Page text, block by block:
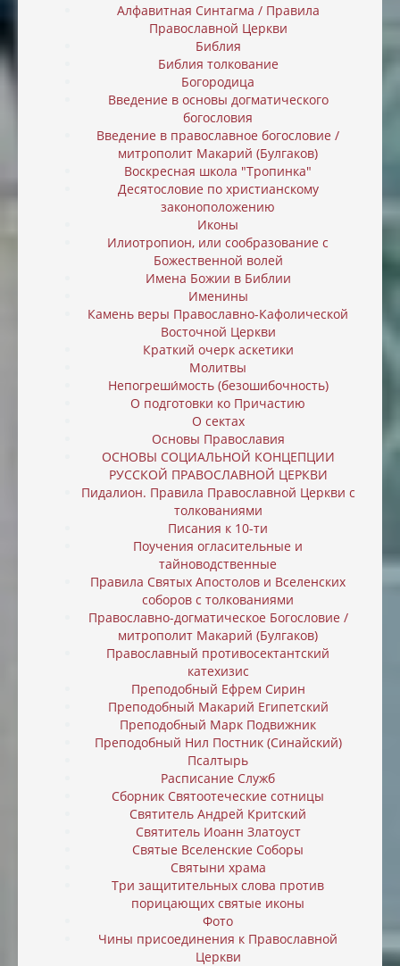
Алфавитная Синтагма / Правила
Православной Церкви
Библия
Библия толкование
Богородица
Введение в основы догматического
богословия
Введение в православное богословие /
митрополит Макарий (Булгаков)
Воскресная школа "Тропинка"
Десятословие по христианскому
законоположению
Иконы
Илиотропион, или cообразование с
Божественной волей
Имена Божии в Библии
Именины
Камень веры Православно-Кафолической
Восточной Церкви
Краткий очерк аскетики
Молитвы
Непогреши́мость (безошибочность)
О подготовки ко Причастию
О сектах
Основы Православия
ОСНОВЫ СОЦИАЛЬНОЙ КОНЦЕПЦИИ
РУССКОЙ ПРАВОСЛАВНОЙ ЦЕРКВИ
Пидалион. Правила Православной Церкви с
толкованиями
Писания к 10-ти
Поучения огласительные и
тайноводственные
Правила Святых Апостолов и Вселенских
соборов с толкованиями
Православно-догматическое Богословие /
митрополит Макарий (Булгаков)
Православный противосектантский
катехизис
Преподобный Ефрем Сирин
Преподобный Макарий Египетский
Преподобный Марк Подвижник
Преподобный Нил Постник (Синайский)
Псалтырь
Расписание Служб
Сборник Святоотеческие сотницы
Святитель Андрей Критский
Святитель Иоанн Златоуст
Святые Вселенские Соборы
Святыни храма
Три защитительных слова против
порицающих святые иконы
Фото
Чины присоединения к Православной
Церкви